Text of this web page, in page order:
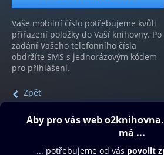
Vaše mobilní číslo potřebujeme kvůli
přiřazení položky do Vaší knihovny. Po
zadání Vašeho telefonního čísla
obdržíte SMS s jednorázovým kódem
pro přihlášení.
Zpět
Obsah ke stažení